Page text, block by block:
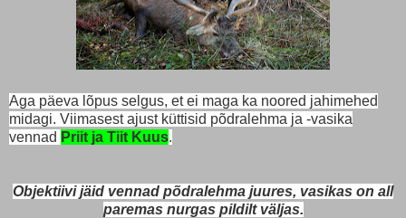
Aga päeva lõpus selgus, et ei maga ka noored jahimehed
midagi. Viimasest ajust küttisid põdralehma ja -vasika
vennad Priit ja Tiit Kuus.
Objektiivi jäid vennad põdralehma juures, vasikas on all
paremas nurgas pildilt väljas.